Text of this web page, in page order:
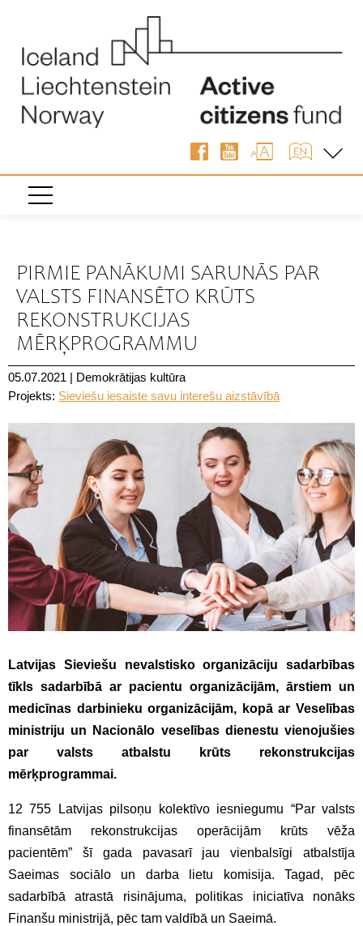
PIRMIE PANĀKUMI SARUNĀS PAR
VALSTS FINANSĒTO KRŪTS
REKONSTRUKCIJAS
MĒRĶPROGRAMMU
05.07.2021 | Demokrātijas kultūra
Projekts: Sieviešu iesaiste savu interešu aizstāvībā
Latvijas Sieviešu nevalstisko organizāciju sadarbības
tīkls sadarbībā ar pacientu organizācijām, ārstiem un
medicīnas darbinieku organizācijām, kopā ar Veselības
ministriju un Nacionālo veselības dienestu vienojušies
par valsts atbalstu krūts rekonstrukcijas
mērķprogrammai.
12 755 Latvijas pilsoņu kolektīvo iesniegumu “Par valsts
finansētām rekonstrukcijas operācijām krūts vēža
pacientēm” šī gada pavasarī jau vienbalsīgi atbalstīja
Saeimas sociālo un darba lietu komisija. Tagad, pēc
sadarbībā atrastā risinājuma, politikas iniciatīva nonāks
Finanšu ministrijā, pēc tam valdībā un Saeimā.